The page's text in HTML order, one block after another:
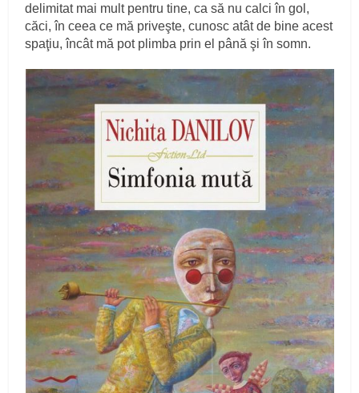
delimitat mai mult pentru tine, ca să nu calci în gol,
căci, în ceea ce mă priveşte, cunosc atât de bine acest
spaţiu, încât mă pot plimba prin el până şi în somn.